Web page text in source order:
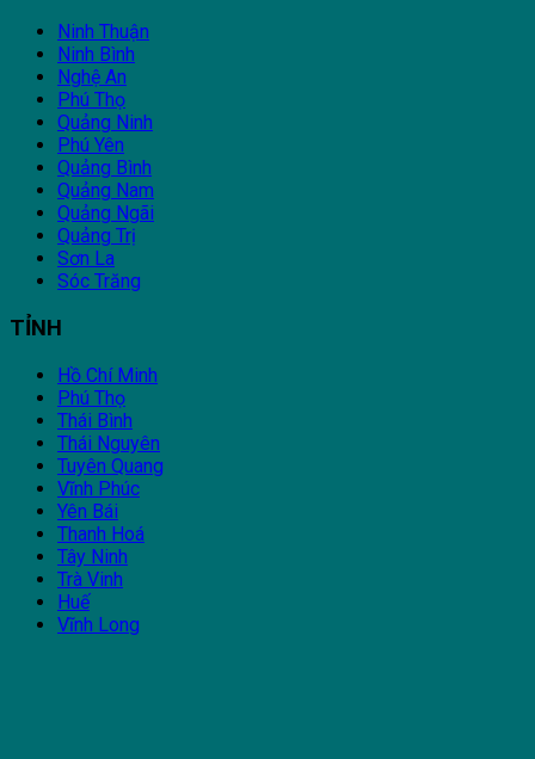
Ninh Thuận
Ninh Bình
Nghệ An
Phú Thọ
Quảng Ninh
Phú Yên
Quảng Bình
Quảng Nam
Quảng Ngãi
Quảng Trị
Sơn La
Sóc Trăng
TỈNH
Hồ Chí Minh
Phú Thọ
Thái Bình
Thái Nguyên
Tuyên Quang
Vĩnh Phúc
Yên Bái
Thanh Hoá
Tây Ninh
Trà Vinh
Huế
Vĩnh Long